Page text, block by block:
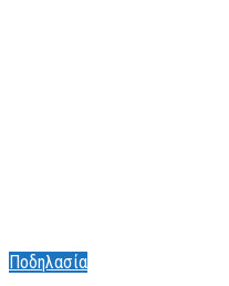
Ποδηλασία